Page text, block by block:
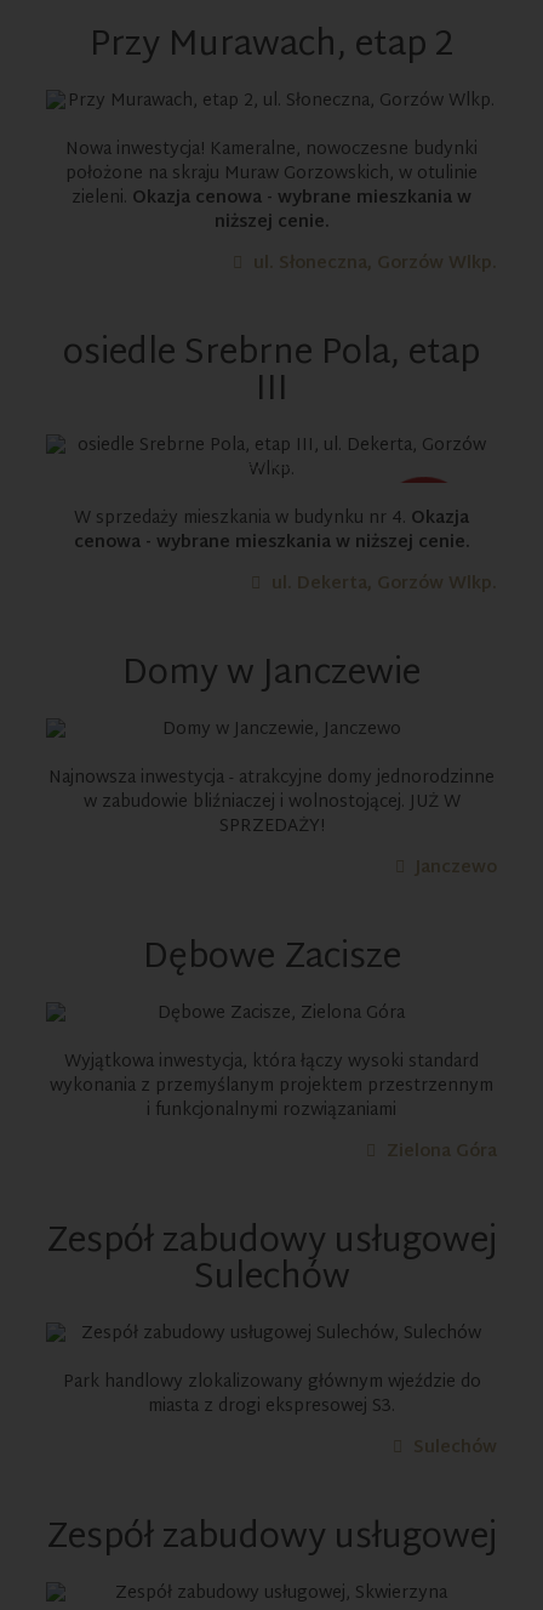
Przy Murawach, etap 2
Nowa inwestycja! Kameralne, nowoczesne budynki
położone na skraju Muraw Gorzowskich, w otulinie
zieleni. Okazja cenowa - wybrane mieszkania w
niższej cenie.
ul. Słoneczna, Gorzów Wlkp.
osiedle Srebrne Pola, etap
III
DOSTĘPNE MIESZKANIA:
W sprzedaży mieszkania w budynku nr 4. Okazja
cenowa - wybrane mieszkania w niższej cenie.
ul. Dekerta, Gorzów Wlkp.
Domy w Janczewie
Najnowsza inwestycja - atrakcyjne domy jednorodzinne
w zabudowie bliźniaczej i wolnostojącej. JUŻ W
SPRZEDAŻY!
Janczewo
Dębowe Zacisze
Wyjątkowa inwestycja, która łączy wysoki standard
wykonania z przemyślanym projektem przestrzennym
i funkcjonalnymi rozwiązaniami
Zielona Góra
Zespół zabudowy usługowej
Sulechów
Park handlowy zlokalizowany głównym wjeździe do
miasta z drogi ekspresowej S3.
Sulechów
Zespół zabudowy usługowej